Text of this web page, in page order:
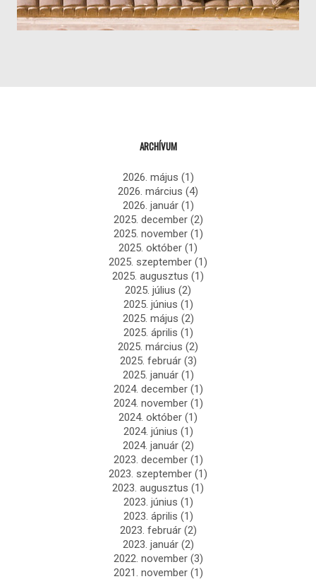
ARCHÍVUM
2026. május (1)
2026. március (4)
2026. január(1)
2025. december(2)
2025. november(1)
2025. október (1)
2025. szeptember (1)
2025. augusztus (1)
2025. július (2)
2025. június (1)
2025. május (2)
2025. április (1)
2025. március (2)
2025. február(3)
2025. január(1)
2024. december(1)
2024. november(1)
2024. október (1)
2024. június (1)
2024. január(2)
2023. december(1)
2023. szeptember (1)
2023. augusztus (1)
2023. június (1)
2023. április (1)
2023. február(2)
2023. január(2)
2022. november(3)
2021. november(1)